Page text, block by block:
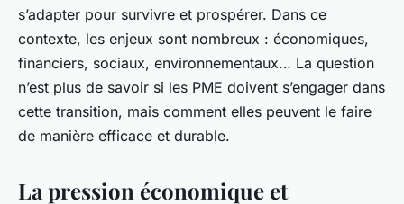
s’adapter pour survivre et prospérer. Dans ce
contexte, les enjeux sont nombreux : économiques,
financiers, sociaux, environnementaux… La question
n’est plus de savoir si les PME doivent s’engager dans
cette transition, mais comment elles peuvent le faire
de manière efficace et durable.
La pression économique et